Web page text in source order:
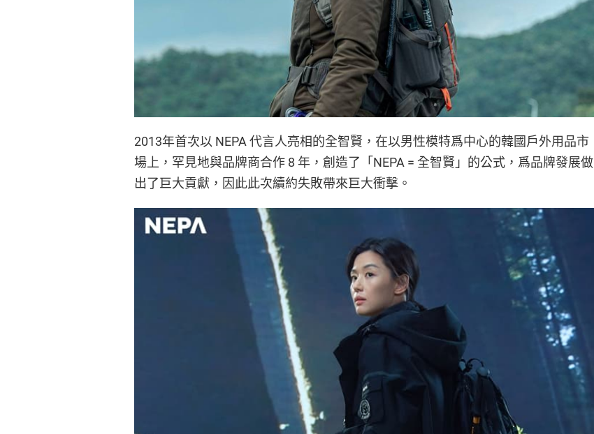
2013年首次以 NEPA 代言人亮相的全智賢，在以男性模特爲中心的韓國戶外用品市
場上，罕見地與品牌商合作 8 年，創造了「NEPA = 全智賢」的公式，爲品牌發展做
出了巨大貢獻，因此此次續約失敗帶來巨大衝擊。